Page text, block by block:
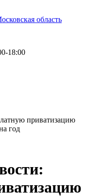
область
18:00
приватизацию
год